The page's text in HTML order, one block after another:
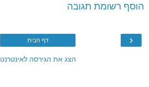
הוסף רשומת תגובה
‹ דף הבית
הצג את הגירסה לאינטרנט